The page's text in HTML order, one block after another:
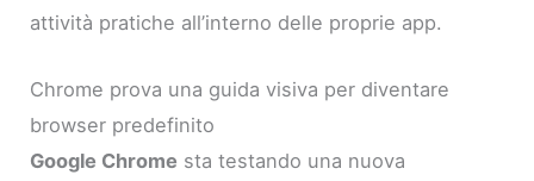
attività pratiche all’interno delle proprie app.
Chrome prova una guida visiva per diventare
browser predefinito
Google Chrome sta testando una nuova